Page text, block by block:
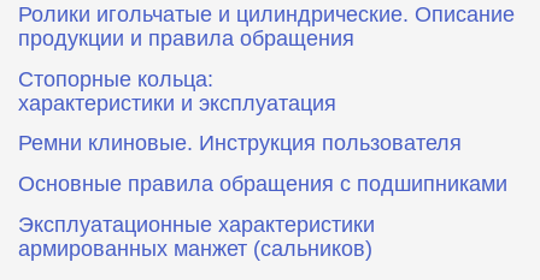
Ролики игольчатые и цилиндрические. Описание
продукции и правила обращения
Стопорные кольца:
характеристики и эксплуатация
Ремни клиновые. Инструкция пользователя
Основные правила обращения с подшипниками
Эксплуатационные характеристики
армированных манжет (сальников)